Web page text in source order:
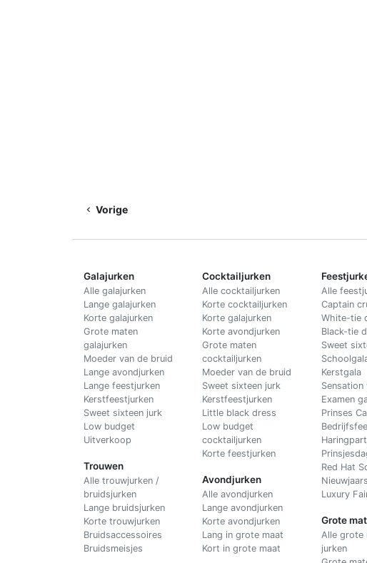
Vorige
Galajurken
Alle galajurken
Lange galajurken
Korte galajurken
Grote maten
galajurken
Moeder van de bruid
Lange avondjurken
Lange feestjurken
Kerstfeestjurken
Sweet sixteen jurk
Low budget
Uitverkoop
Trouwen
Alle trouwjurken /
bruidsjurken
Lange bruidsjurken
Korte trouwjurken
Bruidsaccessoires
Bruidsmeisjes
Cocktailjurken
Alle cocktailjurken
Korte cocktailjurken
Korte galajurken
Korte avondjurken
Grote maten
cocktailjurken
Moeder van de bruid
Sweet sixteen jurk
Kerstfeestjurken
Little black dress
Low budget
cocktailjurken
Korte feestjurken
Avondjurken
Alle avondjurken
Lange avondjurken
Korte avondjurken
Lang in grote maat
Kort in grote maat
Alle
Captain
White-tie
Black-tie
Sweet
Kerstgala
Sensation
Examen
Prinses
Red Hat
Luxury
Grote
Alle grote
jurken